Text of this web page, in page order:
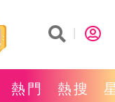
熱門 熱搜